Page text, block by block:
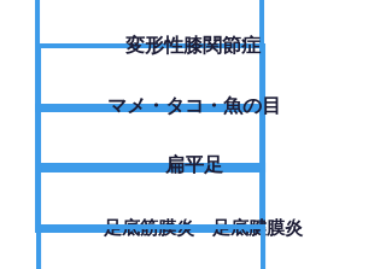
変形性膝関節症
​マメ・タコ・魚の目
扁平足
足底筋膜炎・足底腱膜炎